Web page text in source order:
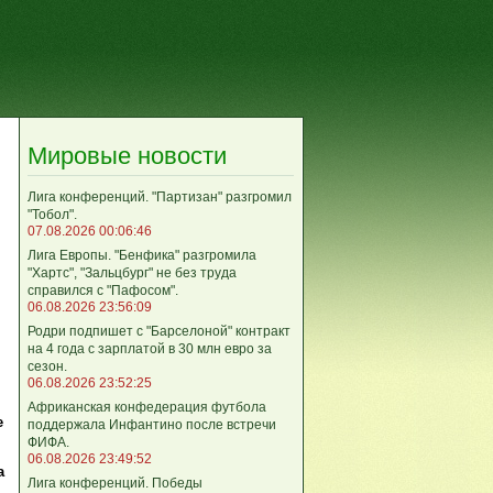
Мировые новости
Лига кoнференций. "Партизан" разгромил
"Тобол".
07.08.2026 00:06:46
Лига Европы. "Бенфика" разгромила
"Хартс", "Зальцбург" не без труда
справился с "Пафосом".
06.08.2026 23:56:09
Родри подпишет с "Барселоной" контракт
на 4 года с зарплатой в 30 млн евро за
сезон.
06.08.2026 23:52:25
Африканская конфедерация футбола
поддержала Инфантино после встречи
ФИФА.
06.08.2026 23:49:52
Лига кoнференций. Победы